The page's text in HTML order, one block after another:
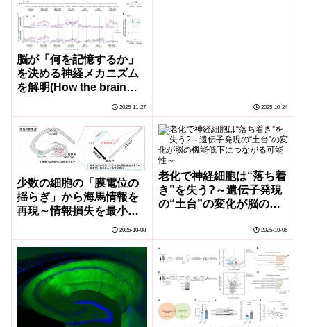
脳が「何を記憶するか」
を決める神経メカニズム
を解明(How the brain
remember)
2025-11-27 2025-10-24
少数の細胞の「膜電位の
揺らぎ」から海馬情報を
再現～情報損失を最小化
する仕組みの解明～ 2025-10-08
老化で神経細胞は“落ち着
き”を失う?～遺伝子発現
の“土台”の変化が脳の機
2025-10-06